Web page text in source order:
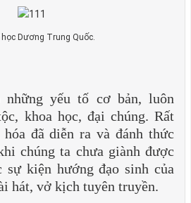
học Dương Trung Quốc.
những yếu tố cơ bản, luôn
khoa học, đại chúng. Rất
đã diễn ra và đánh thức
chúng ta chưa giành được
kiện hướng đạo sinh của
hát, vở kịch tuyên truyền.